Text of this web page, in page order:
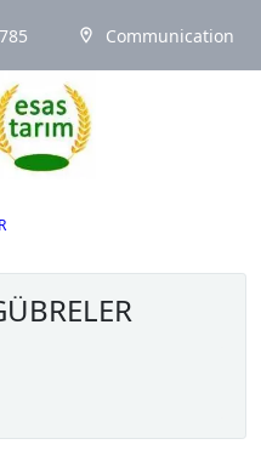
Communication
Logo